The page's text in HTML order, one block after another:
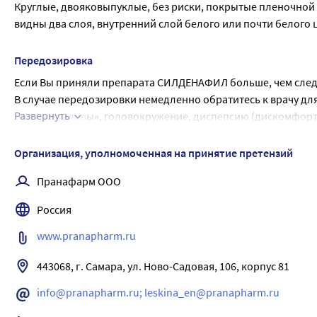
• конъюнктивит;
• кровоизлияние в ткани глаза;
• нарушение работы слезного аппарата;
• внезапное снижение или потеря слуха, шум в ушах, боль в
• ощущение сердцебиения;
• увеличение частоты сердечных сокращений (тахикардия);
• нестабильная  стенокардия  (боли  в  сердце,
• инфаркт миокарда (боли в сердце, сопровождаются
• остановка сердца;
• острая сердечная недостаточность;
• отклонения на ЭКГ;
• повышение артериального давления и снижение
• тромбоз сосудов головного мозга;
• анемия (снижение содержания гемоглобина и/или
• лейкопения (снижение содержания лейкоцитов в крови);
Круглые, двояковыпуклые, без риски, покрытые
видны два слоя, внутренний слой белого или почти белого
Передозировка
Если Вы приняли препарата СИЛДЕНАФИЛ больше, чем
В случае передозировки немедленно обратитесь к врачу
боль, «приливы», головокружение, диспепсию
Развернуть
Организация, уполномоченная на принятие претензий
Пранафарм ООО
Россия
www.pranapharm.ru
443068, г. Самара, ул. Ново-Садовая, 106, корпус 81
info@pranapharm.ru; leskina_en@pranapharm.ru